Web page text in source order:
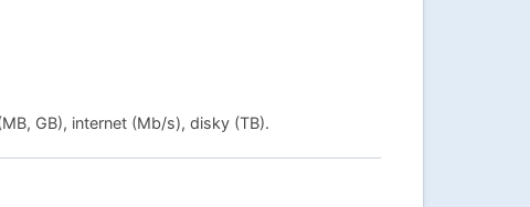
GB), internet (Mb/s), disky (TB).